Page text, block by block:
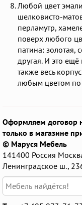
Любой цвет
шелковисто-
перламутр,
поверх любого
патина: золотая,
другая. И это
также весь
любым цветом
Оформляем договор
только в магазине
© Маруся Мебель
141400 Россия
Ленинградское ш.,